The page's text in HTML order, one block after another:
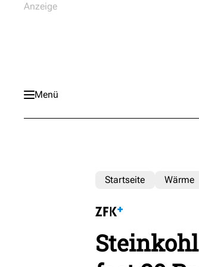
Menü
Startseite Wärme